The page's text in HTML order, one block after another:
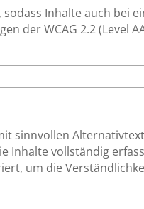
Inhalte auch bei
der WCAG 2.2 (Level
sinnvollen
Inhalte vollständig
um die